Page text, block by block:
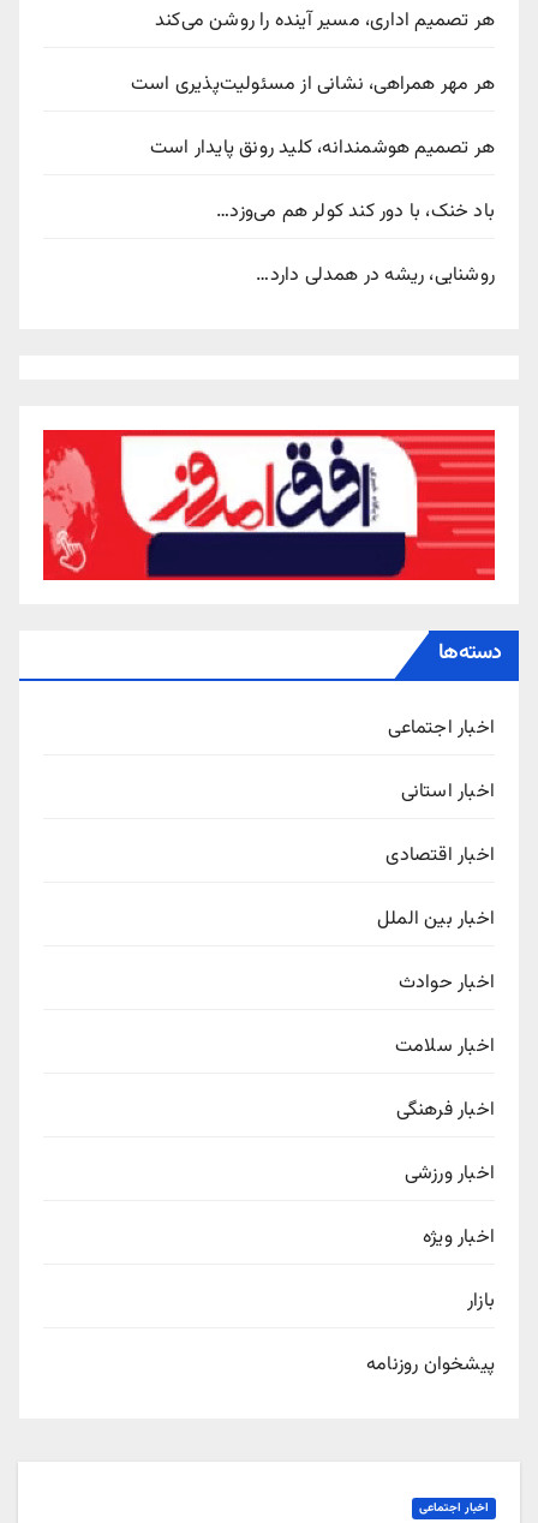
هر تصمیم اداری، مسیر آینده را روشن می‌کند
هر مهر همراهی، نشانی از مسئولیت‌پذیری است
هر تصمیم هوشمندانه، کلید رونق پایدار است
باد خنک، با دور کند کولر هم می‌وزد…
روشنایی، ریشه در همدلی دارد…
دسته‌ها
اخبار اجتماعی
اخبار استانی
اخبار اقتصادی
اخبار بین الملل
اخبار حوادث
اخبار سلامت
اخبار فرهنگی
اخبار ورزشی
اخبار ویژه
بازار
پیشخوان روزنامه
اخبار اجتماعی